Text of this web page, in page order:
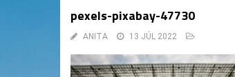
pexels-pixabay-47730
ANITA 13 JÚL 2022